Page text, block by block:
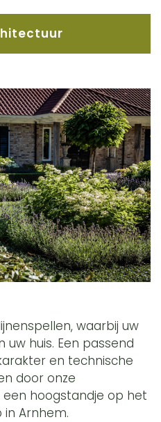
waarbij uw
uw huis. Een passend
en technische
door onze
hoogstandje op het
Arnhem.